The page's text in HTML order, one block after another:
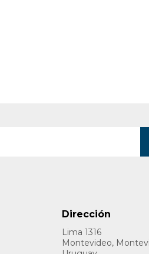
Dirección
Lima 1316
Montevideo,